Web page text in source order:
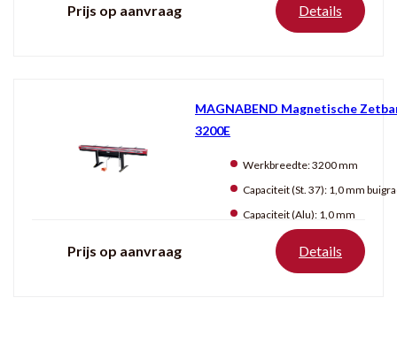
Prijs op aanvraag Details
MAGNABEND Magnetische
3200E
Werkbreedte:3200 mm
Capaciteit (St. 37): 1,0 mm buigradius:
Capaciteit (Alu): 1,0 mm
Prijs op aanvraag Details